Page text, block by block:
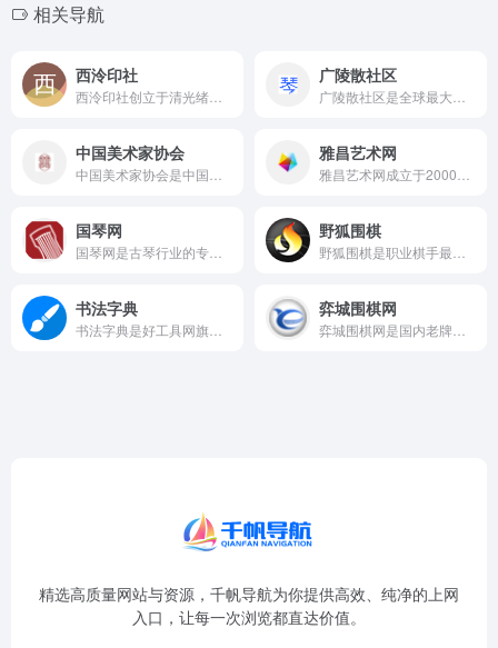
相关导航
西泠印社 广陵散社区
中国美术家协会 雅昌艺术网
国琴网 野狐围棋
书法字典 弈城围棋网
精选高质量网站与资源，千帆导航为你提供高效、纯净的上网
入口，让每一次浏览都直达价值。